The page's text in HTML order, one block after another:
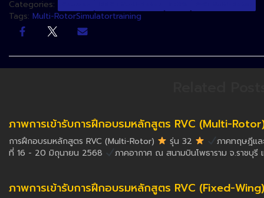
Categories:
Tags: Multi-RotorSimulatortraining
ภาพการเข้ารับการฝึกอบรมหลักสูตร RVC (Multi-
การฝึกอบรมหลักสูตร RVC (Multi-Rotor) รุ่น 32
ภาคทฤษฎีแ
ที่ 16 - 20 มิถุนายน 2568
ภาคอากาศ ณ สนามบินโพธาราม จ.ราชบุ
ภาพการเข้ารับการฝึกอบรมหลักสูตร RVC (Fixed-